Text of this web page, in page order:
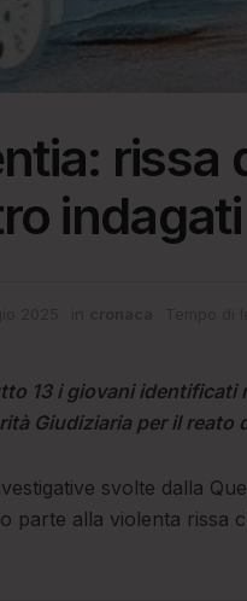
rissa
13 i giovani
Giudiziaria per il reato
svolte dalla
parte alla violenta rissa